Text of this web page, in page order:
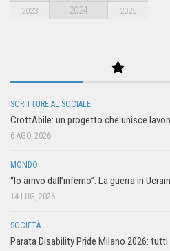
2023 2024 2025
SCRITTURE AL SOCIALE
CrottAbile: un progetto che unisce
6 AGO, 2026
MONDO
“Io arrivo dall’inferno”. La guerra in
14 LUG, 2026
SOCIETÀ
Parata Disability Pride Milano 2026: